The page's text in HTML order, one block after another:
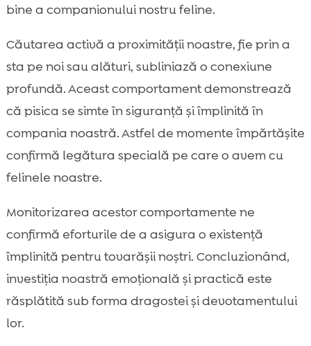
bine a companionului nostru feline.
Căutarea activă a proximității noastre, fie prin a
sta pe noi sau alături, subliniază o conexiune
profundă. Aceast comportament demonstrează
că pisica se simte în siguranță și împlinită în
compania noastră. Astfel de momente împărtășite
confirmă legătura specială pe care o avem cu
felinele noastre.
Monitorizarea acestor comportamente ne
confirmă eforturile de a asigura o existență
împlinită pentru tovarășii noștri. Concluzionând,
investiția noastră emoțională și practică este
răsplătită sub forma dragostei și devotamentului
lor.